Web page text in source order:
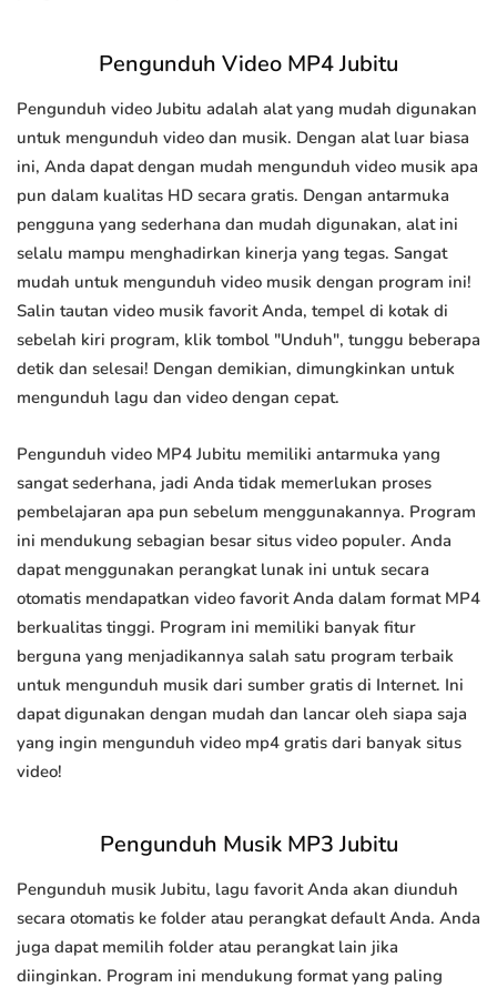
Pengunduh Video MP4 Jubitu
Pengunduh video Jubitu adalah alat yang mudah digunakan
untuk mengunduh video dan musik. Dengan alat luar biasa
ini, Anda dapat dengan mudah mengunduh video musik apa
pun dalam kualitas HD secara gratis. Dengan antarmuka
pengguna yang sederhana dan mudah digunakan, alat ini
selalu mampu menghadirkan kinerja yang tegas. Sangat
mudah untuk mengunduh video musik dengan program ini!
Salin tautan video musik favorit Anda, tempel di kotak di
sebelah kiri program, klik tombol "Unduh", tunggu beberapa
detik dan selesai! Dengan demikian, dimungkinkan untuk
mengunduh lagu dan video dengan cepat.
Pengunduh video MP4 Jubitu memiliki antarmuka yang
sangat sederhana, jadi Anda tidak memerlukan proses
pembelajaran apa pun sebelum menggunakannya. Program
ini mendukung sebagian besar situs video populer. Anda
dapat menggunakan perangkat lunak ini untuk secara
otomatis mendapatkan video favorit Anda dalam format MP4
berkualitas tinggi. Program ini memiliki banyak fitur
berguna yang menjadikannya salah satu program terbaik
untuk mengunduh musik dari sumber gratis di Internet. Ini
dapat digunakan dengan mudah dan lancar oleh siapa saja
yang ingin mengunduh video mp4 gratis dari banyak situs
video!
Pengunduh Musik MP3 Jubitu
Pengunduh musik Jubitu, lagu favorit Anda akan diunduh
secara otomatis ke folder atau perangkat default Anda. Anda
juga dapat memilih folder atau perangkat lain jika
diinginkan. Program ini mendukung format yang paling